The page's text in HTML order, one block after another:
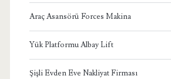
Araç Asansörü Forces Makina
Yük Platformu Albay Lift
Şişli Evden Eve Nakliyat Firması